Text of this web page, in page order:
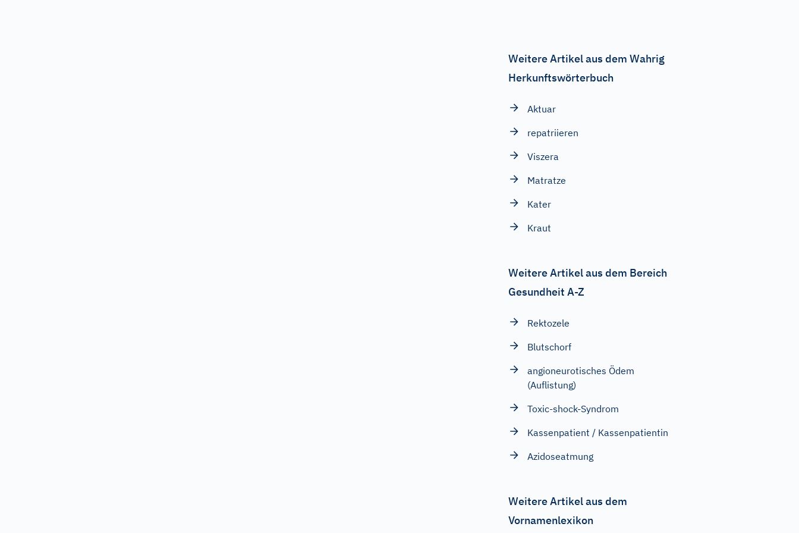
Weitere Artikel aus dem Wahrig
Herkunftswörterbuch
Aktuar
repatriieren
Viszera
Matratze
Kater
Kraut
Weitere Artikel aus dem Bereich
Gesundheit A-Z
Rektozele
Blutschorf
angioneurotisches Ödem
(Auflistung)
Toxic-shock-Syndrom
Kassenpatient / Kassenpatientin
Azidoseatmung
Weitere Artikel aus dem
Vornamenlexikon